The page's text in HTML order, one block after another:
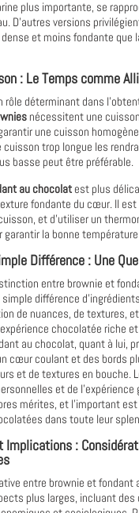
plus importante, se
D'autres versions
et moins fondante que
: Le Temps comme
rôle déterminant dans
nécessitent une
une cuisson
cuisson trop longue les
basse peut être préférable.
au chocolat est plus
fondante du cœur. Il
et d'utiliser un
garantir la bonne
Différence : Une
entre brownie et
différence
de nuances, de textures,
chocolatée riche
au chocolat, quant à lui,
cœur coulant et des bords
et de textures en bouche.
et de
mérites, et l’important
dans toute leur
Implications :
entre brownie et
plus larges, incluant